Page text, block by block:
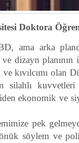
Doktora
ama arka
dizayn
kıvılcımı olan
silahlı
ekonomik ve
pek
söylem ve